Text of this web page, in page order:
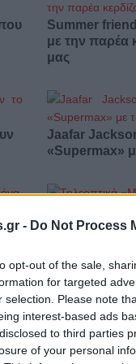
- Do Not Process
opt-out of the sale,
for targeted
selection. Please note
interest-based ads
to third parties
of your personal
Summer
με την παρέα
μας
Jaafar
«Supermax»
Πόλεμοι και
Εβδομάδα
Τράπουλα